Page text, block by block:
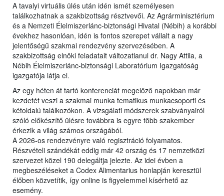
A tavalyi virtuális ülés után idén ismét személyesen
találkozhatnak a szakbizottság résztvevői. Az Agrárminisztérium
és a Nemzeti Élelmiszerlánc-biztonsági Hivatal (Nébih) a korábbi
évekhez hasonlóan, idén is fontos szerepet vállalt a nagy
jelentőségű szakmai rendezvény szervezésében. A
szakbizottság elnöki feladatait változatlanul dr. Nagy Attila, a
Nébih Élelmiszerlánc-biztonsági Laboratórium Igazgatóság
igazgatója látja el.
Az egy héten át tartó konferenciát megelőző napokban már
kezdetét veszi a szakmai munka tematikus munkacsoporti és
kétoldalú találkozókon. A vizsgálati módszerek szabványairól
szóló előkészítő ülésre továbbra is egyre több szakember
érkezik a világ számos országából.
A 2026-os rendezvényre való regisztráció folyamatos.
Részvételi szándékát eddig már 42 ország és 17 nemzetközi
szervezet közel 190 delegáltja jelezte. Az idei évben a
megbeszéléseket a Codex Alimentarius honlapján keresztül
élőben közvetítik, így online is figyelemmel kísérhető az
esemény.